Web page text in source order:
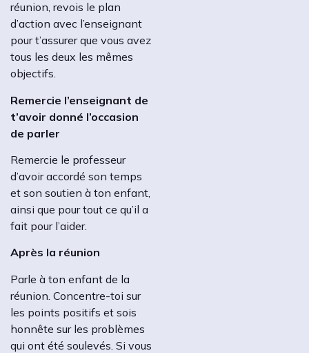
réunion, revois le plan
d’action avec l’enseignant
pour t’assurer que vous avez
tous les deux les mêmes
objectifs.
Remercie l’enseignant de
t’avoir donné l’occasion
de parler
Remercie le professeur
d’avoir accordé son temps
et son soutien à ton enfant,
ainsi que pour tout ce qu’il a
fait pour l’aider.
Après la réunion
Parle à ton enfant de la
réunion. Concentre-toi sur
les points positifs et sois
honnête sur les problèmes
qui ont été soulevés. Si vous